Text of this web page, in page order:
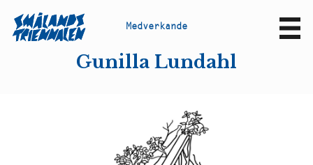
Medverkande
Gunilla Lundahl